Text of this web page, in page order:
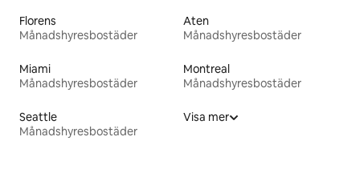
Florens
Månadshyresbostäder
Aten
Månadshyresbostäder
Miami
Månadshyresbostäder
Montreal
Månadshyresbostäder
Seattle
Månadshyresbostäder
Visa mer